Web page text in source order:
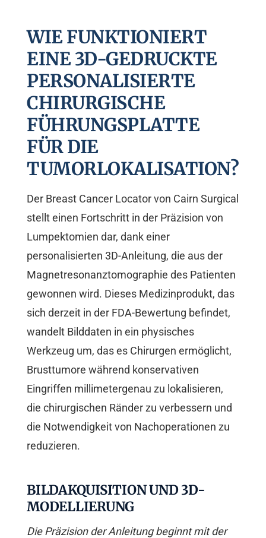
WIE FUNKTIONIERT
EINE 3D-GEDRUCKTE
PERSONALISIERTE
CHIRURGISCHE
FÜHRUNGSPLATTE
FÜR DIE
TUMORLOKALISATION?
Der Breast Cancer Locator von Cairn Surgical
stellt einen Fortschritt in der Präzision von
Lumpektomien dar, dank einer
personalisierten 3D-Anleitung, die aus der
Magnetresonanztomographie des Patienten
gewonnen wird. Dieses Medizinprodukt, das
sich derzeit in der FDA-Bewertung befindet,
wandelt Bilddaten in ein physisches
Werkzeug um, das es Chirurgen ermöglicht,
Brusttumore während konservativen
Eingriffen millimetergenau zu lokalisieren,
die chirurgischen Ränder zu verbessern und
die Notwendigkeit von Nachoperationen zu
reduzieren.
BILDAKQUISITION UND 3D-
MODELLIERUNG
Die Präzision der Anleitung beginnt mit der